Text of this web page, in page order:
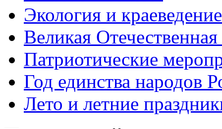
Экология и краеведение
Великая
Патриотические
Год единства народов
Лето и летние